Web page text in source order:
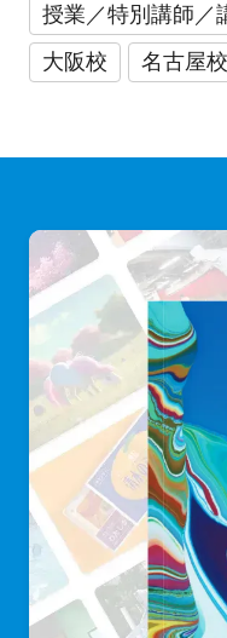
授業／特別講師／
大阪校
名古屋校